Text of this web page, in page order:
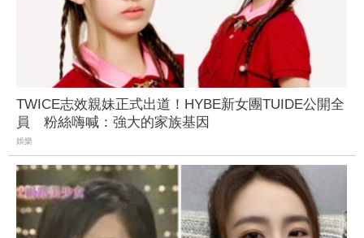
TWICE志效親妹正式出道！HYBE新女團TUIDE公開全
員 粉絲嗨喊：強大的家族基因
娛樂